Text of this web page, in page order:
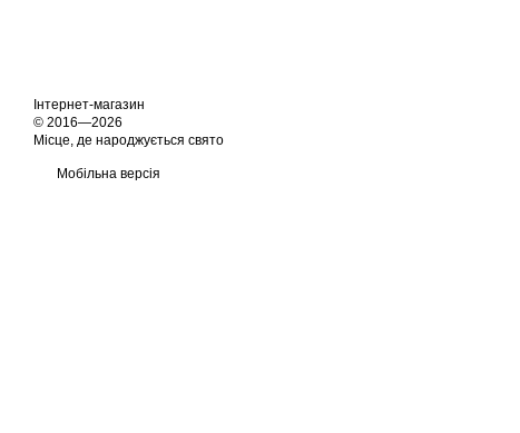
Інтернет-магазин
© 2016—2026
Місце, де народжується свято
Мобільна версія